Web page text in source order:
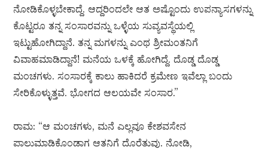
ನೋಡಿಕೊಳ್ಳಬೇಕಾದ್ದೆ. ಆದ್ದರಿಂದಲೇ ಆತ ಅಷ್ಟೊಂದು ಉಪನ್ಯಾಸಗಳನ್ನು
ಕೊಟ್ಟರೂ ತನ್ನ ಸಂಸಾರವನ್ನು ಒಳ್ಳೆಯ ಸುವ್ಯವಸ್ಥೆಯಲ್ಲಿ
ಇಟ್ಟುಹೋಗಿದ್ದಾನೆ. ತನ್ನ ಮಗಳನ್ನು ಎಂಥ ಶ್ರೀಮಂತನಿಗೆ
ವಿವಾಹಮಾಡಿದ್ದಾನೆ! ಮನೆಯ ಒಳಕ್ಕೆ ಹೋಗಿದ್ದೆ. ದೊಡ್ಡ ದೊಡ್ಡ
ಮಂಚಗಳು. ಸಂಸಾರಕ್ಕೆ ಕಾಲು ಹಾಕಿದರೆ ಕ್ರಮೇಣ ಇವೆಲ್ಲಾ ಬಂದು
ಸೇರಿಕೊಳ್ಳುತ್ತವೆ. ಭೋಗದ ಆಲಯವೇ ಸಂಸಾರ.”
ರಾಮ: “ಆ ಮಂಚಗಳು, ಮನೆ ಎಲ್ಲವೂ ಕೇಶವಸೇನ
ಪಾಲುಮಾಡಿಕೊಂಡಾಗ ಆತನಿಗೆ ದೊರೆತುವು. ನೋಡಿ,